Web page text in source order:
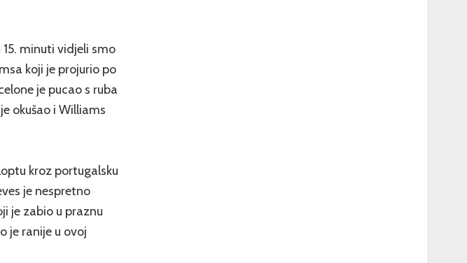
minuti vidjeli smo
koji je projurio po
je pucao s ruba
okušao i Williams
kroz portugalsku
je nespretno
je zabio u praznu
je ranije u ovoj